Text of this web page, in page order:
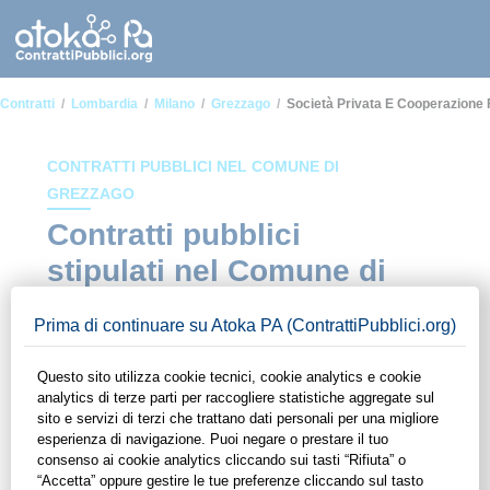
Contratti Lombardia Milano Grezzago Società Privata E Cooperazione
CONTRATTI PUBBLICI NEL COMUNE DI
GREZZAGO
Contratti pubblici
stipulati nel Comune di
Società privata e
cooperazione fra
imprese
In questa sezione del sito di ContrattiPubblici.org potrai avere
ad alcuni dei contratti presenti nella piattaforma stipulati